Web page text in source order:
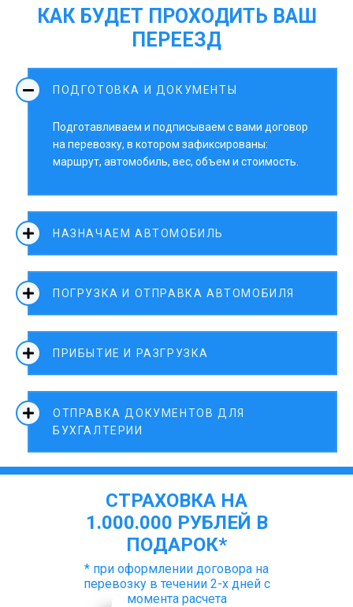
КАК БУДЕТ ПРОХОДИТЬ ВАШ
ПЕРЕЕЗД
ПОДГОТОВКА И ДОКУМЕНТЫ
Подготавливаем и подписываем с вами договор
на перевозку, в котором зафиксированы:
маршрут, автомобиль, вес, объем и стоимость.
НАЗНАЧАЕМ АВТОМОБИЛЬ
ПОГРУЗКА И ОТПРАВКА АВТОМОБИЛЯ
ПРИБЫТИЕ И РАЗГРУЗКА
ОТПРАВКА ДОКУМЕНТОВ ДЛЯ
БУХГАЛТЕРИИ
СТРАХОВКА НА
1.000.000 РУБЛЕЙ В
ПОДАРОК*
* при оформлении договора на
перевозку в течении 2-х дней с
момента расчета